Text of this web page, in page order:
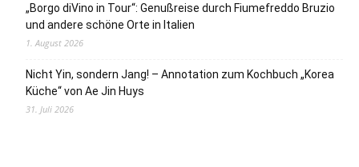
„Borgo diVino in Tour“: Genußreise durch Fiumefreddo Bruzio
und andere schöne Orte in Italien
1. August 2026
Nicht Yin, sondern Jang! – Annotation zum Kochbuch „Korea
Küche“ von Ae Jin Huys
31. Juli 2026